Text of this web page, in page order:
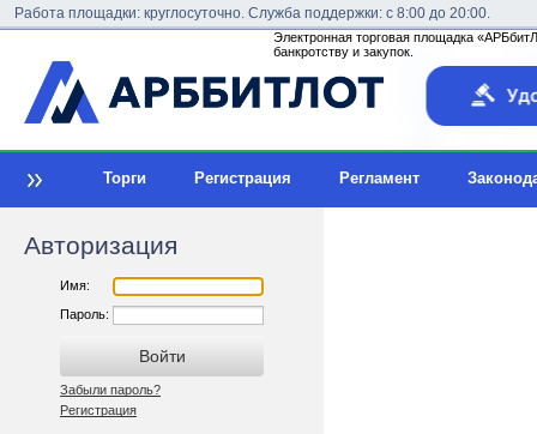
Работа площадки: круглосуточно. Служба поддержки: с 8:00 до 20:00.
Электронная торговая площадка
банкротству и закупок.
Торги Регистрация Регламент
Авторизация
Имя:
Пароль:
Забыли пароль?
Регистрация